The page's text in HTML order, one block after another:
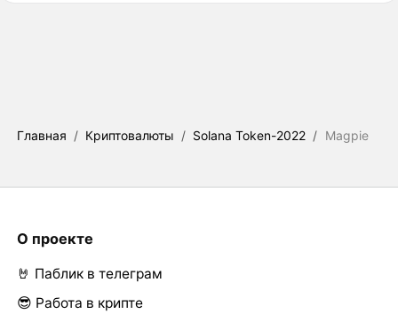
Главная / Криптовалюты / Solana Token-2022 / Magpie
О проекте
🤘 Паблик в телеграм
😎 Работа в крипте